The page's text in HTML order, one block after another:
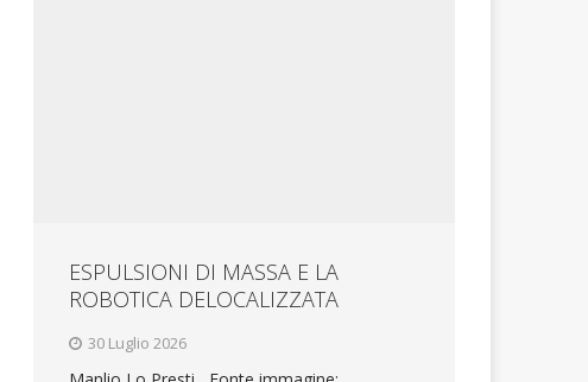
ESPULSIONI DI MASSA E LA
ROBOTICA DELOCALIZZATA
30 Luglio 2026